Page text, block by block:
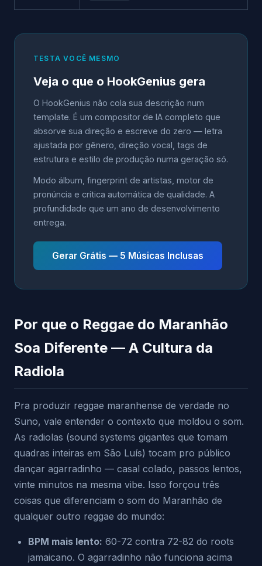
TESTA VOCÊ MESMO
Veja o que o HookGenius gera
O HookGenius não cola sua descrição num
template. É um compositor de IA completo que
absorve sua direção e escreve do zero — letra
ajustada por gênero, direção vocal, tags de
estrutura e estilo de produção numa geração só.
Modo álbum, fingerprint de artistas, motor de
pronúncia e crítica automática de qualidade. A
profundidade que um ano de desenvolvimento
entrega.
Gerar Grátis — 5 Músicas Inclusas
Por que o Reggae do Maranhão
Soa Diferente — A Cultura da
Radiola
Pra produzir reggae maranhense de verdade no
Suno, vale entender o contexto que moldou o som.
As radiolas (sound systems gigantes que tomam
quadras inteiras em São Luís) tocam pro público
dançar agarradinho — casal colado, passos lentos,
vinte minutos na mesma vibe. Isso forçou três
coisas que diferenciam o som do Maranhão de
qualquer outro reggae do mundo:
BPM mais lento: 60-72 contra 72-82 do roots
jamaicano. O agarradinho não funciona acima